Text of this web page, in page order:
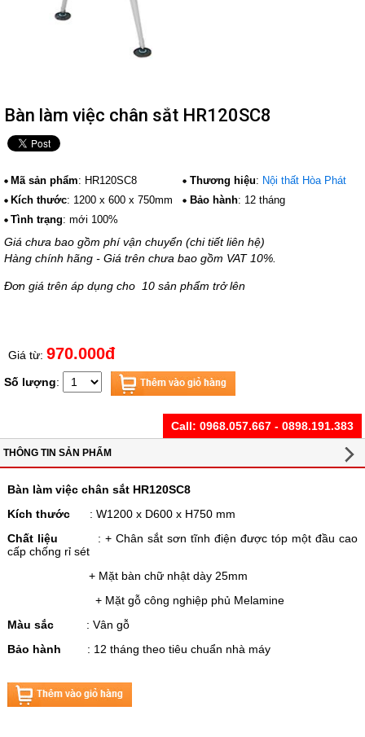
Bàn làm việc chân sắt HR120SC8
Mã sản phẩm: HR120SC8 Thương hiệu: Nội thất Hòa Phát
Kích thước: 1200 x 600 x 750mm Bảo hành: 12 tháng
Tình trạng: mới 100%
Giá chưa bao gồm phí vận chuyển (chi tiết liên hệ)
Hàng chính hãng - Giá trên chưa bao gồm VAT 10%.
Đơn giá trên áp dụng cho 10 sản phẩm trở lên
Giá từ: 970.000đ
Số lượng:
Call: 0968.057.667 - 0898.191.383
THÔNG TIN SẢN PHẨM
Bàn làm việc chân sắt HR120SC8
Kích thước : W1200 x D600 x H750 mm
Chất liệu : + Chân sắt sơn tĩnh điện được tóp một đầu cao
cấp chống rỉ sét
+ Mặt bàn chữ nhật dày 25mm
+ Mặt gỗ công nghiệp phủ Melamine
Màu sắc
: Vân gỗ
Bảo hành : 12 tháng theo tiêu chuẩn nhà máy